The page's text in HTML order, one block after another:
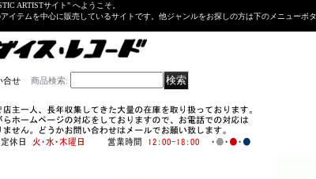
ARTISTサイト" へようこそ。
イテムを中心に販売しているサイトです。他ジャンルをお探しの方は下のメニューボタ
合せ 商品検索: